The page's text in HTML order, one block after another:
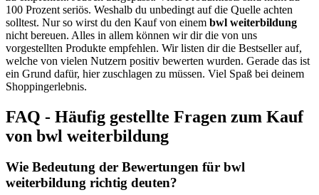
100 Prozent seriös. Weshalb du unbedingt auf die Quelle achten
solltest. Nur so wirst du den Kauf von einem bwl weiterbildung
nicht bereuen. Alles in allem können wir dir die von uns
vorgestellten Produkte empfehlen. Wir listen dir die Bestseller auf,
welche von vielen Nutzern positiv bewerten wurden. Gerade das ist
ein Grund dafür, hier zuschlagen zu müssen. Viel Spaß bei deinem
Shoppingerlebnis.
FAQ - Häufig gestellte Fragen zum Kauf
von bwl weiterbildung
Wie Bedeutung der Bewertungen für bwl
weiterbildung richtig deuten?